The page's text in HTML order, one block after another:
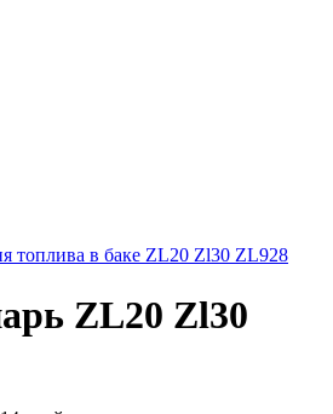
топлива в баке ZL20 Zl30 ZL928
ZL20 Zl30